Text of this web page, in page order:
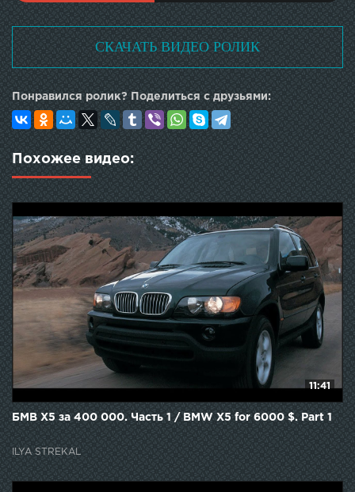
СКАЧАТЬ ВИДЕО РОЛИК
Понравился ролик? Поделиться с друзьями:
Похожее видео:
11:41
БМВ Х5 за 400 000. Часть 1 / BMW X5 for 6000 $. Part 1
ILYA STREKAL